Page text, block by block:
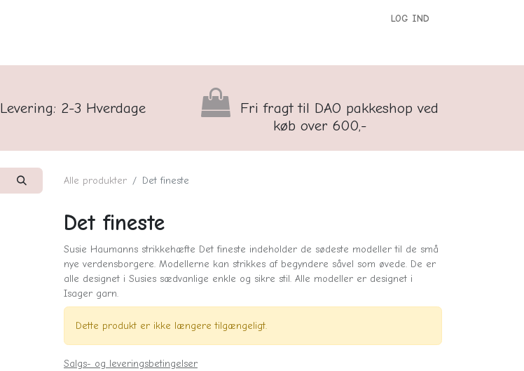
LOG IND
Levering: 2-3 Hverdage
Fri fragt til DAO pakkeshop ved
køb over 600,-
Alle produkter Det fineste
Det fineste
Susie Haumanns strikkehæfte Det fineste indeholder de sødeste modeller til de små
nye verdensborgere. Modellerne kan strikkes af begyndere såvel som øvede. De er
alle designet i Susies sædvanlige enkle og sikre stil. Alle modeller er designet i
Isager garn.
Dette produkt er ikke længere tilgængeligt.
Salgs- og leveringsbetingelser